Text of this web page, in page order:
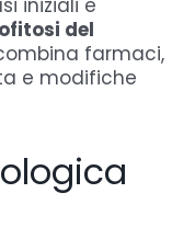
iniziali e
del
farmaci,
e modifiche